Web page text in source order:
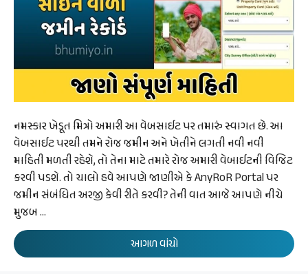
નમસ્કાર ખેડૂત મિત્રો અમારી આ વેબસાઈટ પર તમારું સ્વાગત છે. આ
વેબસાઈટ પરથી તમને રોજ જમીન અને ખેતીને લગતી નવી નવી
માહિતી મળતી રહેશે, તો તેના માટે તમારે રોજ અમારી વેબાઈટની વિજિટ
કરવી પડશે. તો ચાલો હવે આપણે જાણીએ કે AnyRoR Portal પર
જમીન સંબંધિત અરજી કેવી રીતે કરવી? તેની વાત આજે આપણે નીચે
મુજબ …
આગળ વાંચો